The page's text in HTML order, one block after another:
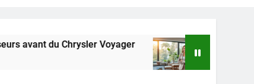
Voyager Guide complet pour
2 Semaines Ago